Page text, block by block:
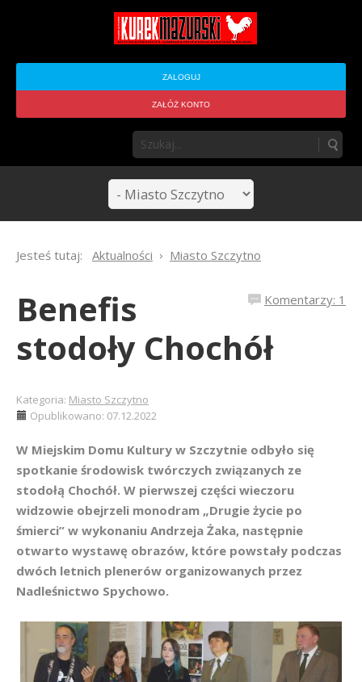
ZALOGUJ
ZAŁÓŻ KONTO
Jesteś tutaj: Aktualności Miasto Szczytno
Komentarzy: 1
Benefis
stodoły Chochół
Kategoria: Miasto Szczytno
Opublikowano: 07.12.2022
W Miejskim Domu Kultury w Szczytnie odbyło się
spotkanie środowisk twórczych związanych ze
stodołą Chochół. W pierwszej części wieczoru
widzowie obejrzeli monodram „Drugie życie po
śmierci” w wykonaniu Andrzeja Żaka, następnie
otwarto wystawę obrazów, które powstały podczas
dwóch letnich plenerów organizowanych przez
Nadleśnictwo Spychowo.